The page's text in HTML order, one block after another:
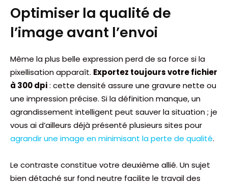
Optimiser la qualité de
l’image avant l’envoi
Même la plus belle expression perd de sa force si la
pixellisation apparaît. Exportez toujours votre fichier
à 300 dpi: cette densité assure une gravure nette ou
une impression précise. Si la définition manque, un
agrandissement intelligent peut sauver la situation ; je
vous ai d’ailleurs déjà présenté plusieurs sites pour
agrandir une image en minimisant la perte de qualité.
Le contraste constitue votre deuxième allié. Un sujet
bien détaché sur fond neutre facilite le travail des